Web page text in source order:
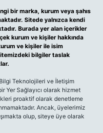
bir marka, kurum veya şahıs
Sitede yalnızca kendi
Burada yer alan içerikler
kurum ve kişiler hakkında
ve kişiler ile isim
bilgiler taslak
Teknolojileri ve İletişim
Yer Sağlayıcı olarak hizmet
proaktif olarak denetleme
Ancak, üyelerimiz
olup, siteye üye olarak